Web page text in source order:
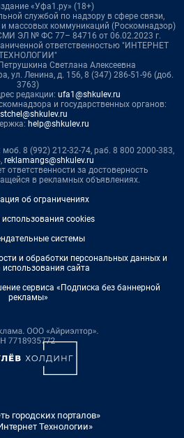
«Уфа1.ру» (18+)
службой по надзору в сфере связи,
массовых коммуникаций (Роскомнадзор)
ЭЛ № ФС 77– 84716 от 06.02.2023 г.
ответственностью "ИНТЕРНЕТ
Светлана Алексеевна
ул. Ленина, д. 156, 8 (347) 286-51-96 (доб.
3763)
редакции: ufa1@shkulev.ru
и государственных органов:
help@shkulev.ru
8 (992) 212-32-74, раб. 8 800 2000-383,
reklamangs@shkulev.ru
ответственности за достоверность
в рекламных объявлениях.
об ограничениях
cookies
системы
и обработки персональных данных и
использования сайта
сервиса «Подписка без баннерной
рекламы»
городских порталов»
Технологии»